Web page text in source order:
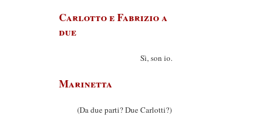
Carlotto e Fabrizio a
due
Sì, son io.
Marinetta
(Da due parti? Due Carlotti?)